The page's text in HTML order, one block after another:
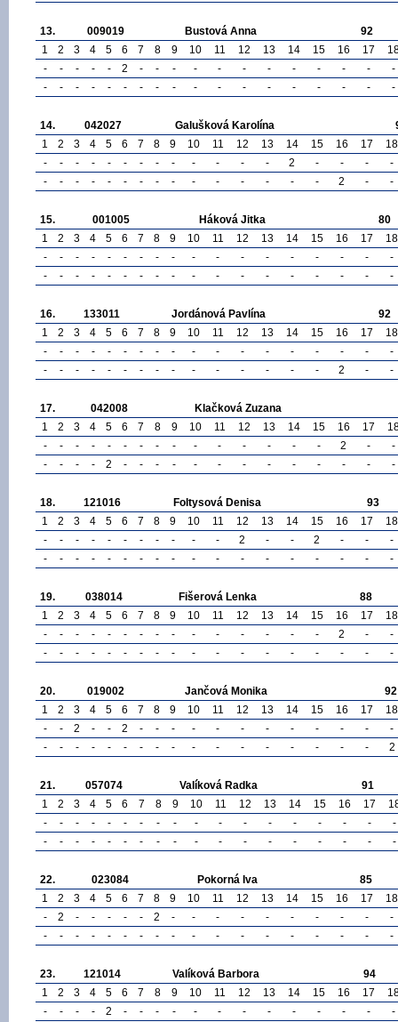
13. 009019 Bustová Anna
92
1
2 3 4 5 6 7 8 9 10 11 12 13 14 15 16 17
-
- - - - 2 - - - - - - - - - - -
-
-
- - - - - - - - - - - - - - - - -
14. 042027 Galušková Karolína
1
2 3 4 5 6 7 8 9 10 11 12 13 14 15 16 17
18
-
- - - - - - - - - - - - 2 - - -
-
-
- - - - - - - - - - - - - - 2 - -
15. 001005 Háková Jitka
80
1
2 3 4 5 6 7 8 9 10 11 12 13 14 15 16 17
18
-
- - - - - - - - - - - - - - - -
-
-
- - - - - - - - - - - - - - - - -
16. 133011 Jordánová Pavlína
92
1
2 3 4 5 6 7 8 9 10 11 12 13 14 15 16 17
18
-
- - - - - - - - - - - - - - - -
-
-
- - - - - - - - - - - - - - 2 - -
17. 042008
Klačková Zuzana
1
2 3 4 5 6 7 8 9 10 11 12 13 14 15 16 17
-
- - - - - - - - - - - - - - 2 -
-
-
- - - 2 - - - - - - - - - - - - -
18. 121016 Foltysová Denisa
93
1
2 3 4 5 6 7 8 9 10 11 12 13 14 15 16 17
18
-
- - - - - - - - - - 2 - - 2 - -
-
-
- - - - - - - - - - - - - - - - -
19. 038014 Fišerová Lenka
88
1
2 3 4 5 6 7 8 9 10 11 12 13 14 15 16 17
18
-
- - - - - - - - - - - - - - 2 -
-
-
- - - - - - - - - - - - - - - - -
20. 019002 Jančová Monika
92
1
2 3 4 5 6 7 8 9 10 11 12 13 14 15 16 17
18
-
- 2 - - 2 - - - - - - - - - - -
-
-
- - - - - - - - - - - - - - - - 2
21. 057074 Valíková Radka
91
1
2 3 4 5 6 7 8 9 10 11 12 13 14 15 16 17
-
- - - - - - - - - - - - - - - -
-
-
- - - - - - - - - - - - - - - - -
22. 023084 Pokorná Iva
85
1
2 3 4 5 6 7 8 9 10 11 12 13 14 15 16 17
18
-
2 - - - - - 2 - - - - - - - - -
-
-
- - - - - - - - - - - - - - - - -
23. 121014 Valíková Barbora
94
1
2 3 4 5 6 7 8 9 10 11 12 13 14 15 16 17
-
- - - 2 - - - - - - - - - - - -
-